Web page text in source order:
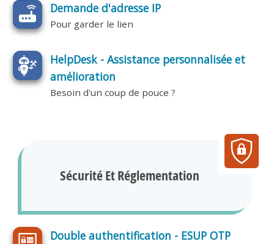
Demande d'adresse IP
Pour garder le lien
HelpDesk - Assistance personnalisée et
amélioration
Besoin d'un coup de pouce ?
Sécurité Et Réglementation
Double authentification - ESUP OTP